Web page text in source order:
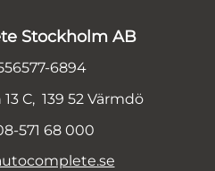
Stockholm AB
6894
C, 139 52 Värmdö
571 68 000